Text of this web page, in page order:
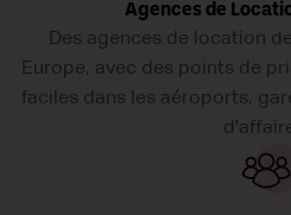
Agences de
Des agences de location
Europe, avec des points de
faciles dans les aéroports,